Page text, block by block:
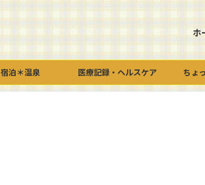
ホ
宿泊＊温泉 医療記録・ヘルスケア ちょ